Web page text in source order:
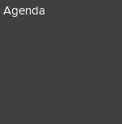
Agenda